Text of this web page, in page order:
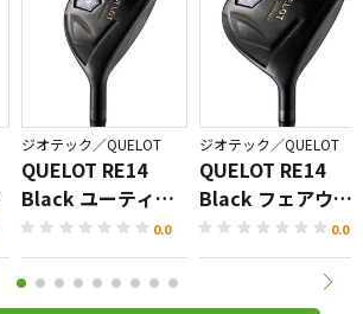
ジオテック／QUELOT
QUELOT RE14
Black ユーティリ
ティ
0.0
ジオテック／QUELOT
QUELOT RE14
Black フェアウェ
イウッド
0.0